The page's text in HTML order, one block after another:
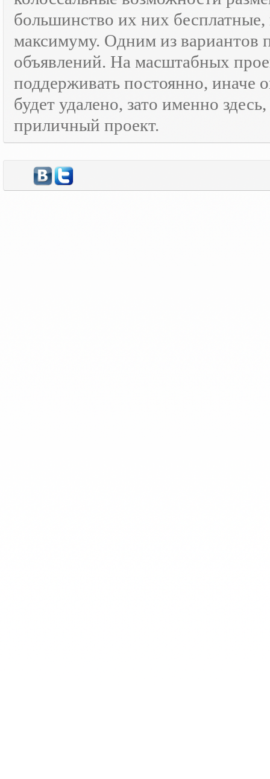
большинство их них
максимуму. Одним из вариантов
объявлений. На масштабных
поддерживать постоянно, иначе
будет удалено, зато именно
приличный проект.